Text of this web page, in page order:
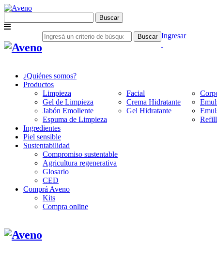
Buscar
Buscar Ingresar
¿Quiénes somos?
Productos
Limpieza
Gel de Limpieza
Jabón Emoliente
Espuma de Limpieza
Facial
Crema Hidratante
Gel Hidratante
Ingredientes
Piel sensible
Sustentabilidad
Compromiso sustentable
Agricultura regenerativa
Glosario
CED
Comprá Aveno
Kits
Compra online